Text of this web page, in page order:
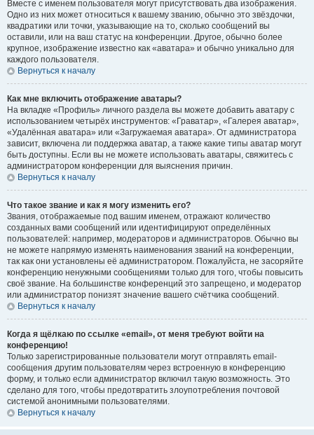
Вместе с именем пользователя могут присутствовать два изображения.
Одно из них может относиться к вашему званию, обычно это звёздочки,
квадратики или точки, указывающие на то, сколько сообщений вы
оставили, или на ваш статус на конференции. Другое, обычно более
крупное, изображение известно как «аватара» и обычно уникально для
каждого пользователя.
Вернуться к началу
Как мне включить отображение аватары?
На вкладке «Профиль» личного раздела вы можете добавить аватару с
использованием четырёх инструментов: «Граватар», «Галерея аватар»,
«Удалённая аватара» или «Загружаемая аватара». От администратора
зависит, включена ли поддержка аватар, а также какие типы аватар могут
быть доступны. Если вы не можете использовать аватары, свяжитесь с
администратором конференции для выяснения причин.
Вернуться к началу
Что такое звание и как я могу изменить его?
Звания, отображаемые под вашим именем, отражают количество
созданных вами сообщений или идентифицируют определённых
пользователей: например, модераторов и администраторов. Обычно вы
не можете напрямую изменять наименования званий на конференции,
так как они установлены её администратором. Пожалуйста, не засоряйте
конференцию ненужными сообщениями только для того, чтобы повысить
своё звание. На большинстве конференций это запрещено, и модератор
или администратор понизят значение вашего счётчика сообщений.
Вернуться к началу
Когда я щёлкаю по ссылке «email», от меня требуют войти на
конференцию!
Только зарегистрированные пользователи могут отправлять email-
сообщения другим пользователям через встроенную в конференцию
форму, и только если администратор включил такую возможность. Это
сделано для того, чтобы предотвратить злоупотребления почтовой
системой анонимными пользователями.
Вернуться к началу